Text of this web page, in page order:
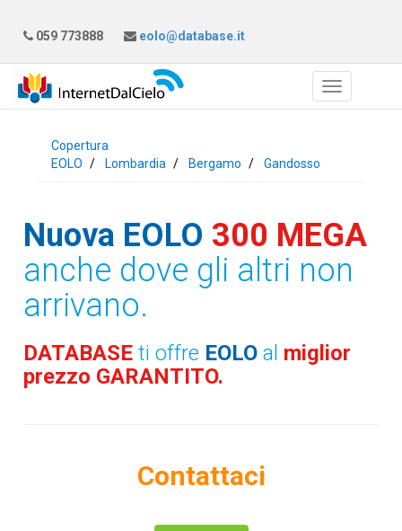
059 773888 eolo@database.it
Copertura
EOLO
Lombardia Bergamo Gandosso
Nuova EOLO 300 MEGA
anche dove gli altri non
arrivano.
DATABASEti offre EOLO al miglior
prezzo GARANTITO.
Contattaci